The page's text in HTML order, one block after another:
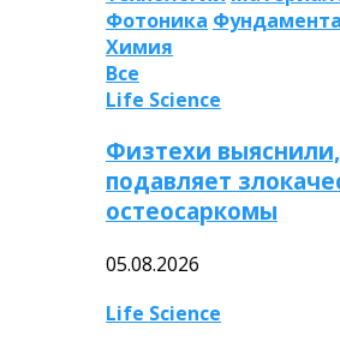
Фотоника
Химия
Все
Life Science
Физтехи
подавляет
остеосаркомы
05.08.2026
Life Science